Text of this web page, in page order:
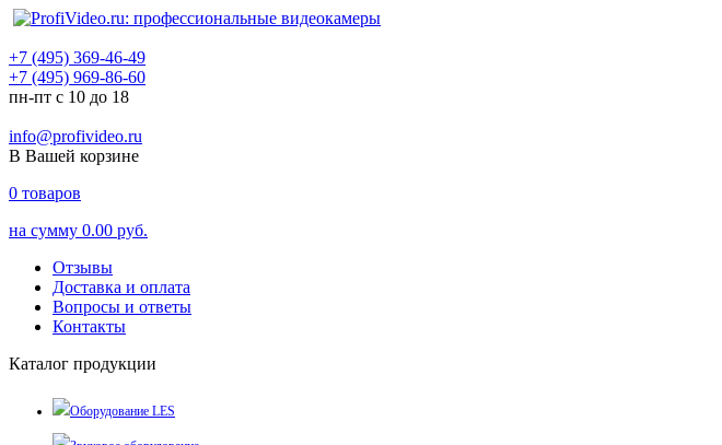
+7 (495) 369-46-49
+7 (495) 969-86-60
пн-пт с 10 до 18
info@profivideo.ru
В Вашей корзине
0 товаров
на сумму 0.00 руб.
Отзывы
Доставка и оплата
Вопросы и ответы
Контакты
Каталог продукции
Оборудование LES